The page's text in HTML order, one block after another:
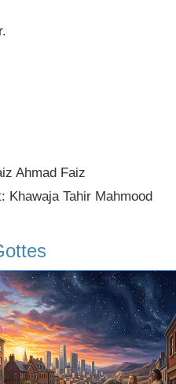
Ahmad Faiz
Khawaja Tahir Mahmood